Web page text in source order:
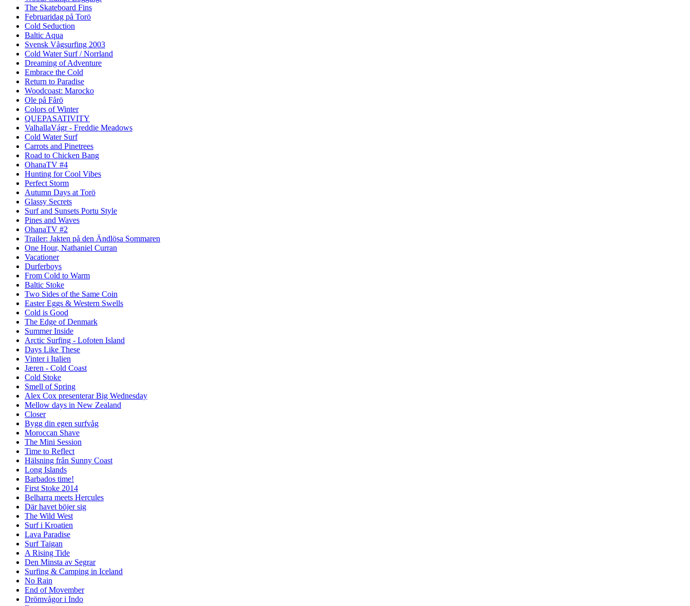
The Skateboard Fins
Februaridag på Torö
Cold Seduction
Baltic Aqua
Svensk Vågsurfing 2003
Cold Water Surf / Norrland
Dreaming of Adventure
Embrace the Cold
Return to Paradise
Woodcoast: Marocko
Ole på Fårö
Colors of Winter
QUEPASATIVITY
ValhallaVágr - Freddie Meadows
Cold Water Surf
Carrots and Pinetrees
Road to Chicken Bang
OhanaTV #4
Hunting for Cool Vibes
Perfect Storm
Autumn Days at Torö
Glassy Secrets
Surf and Sunsets Portu Style
Pines and Waves
OhanaTV #2
Trailer: Jakten på den Ändlösa Sommaren
One Hour, Nathaniel Curran
Vacationer
Durferboys
From Cold to Warm
Baltic Stoke
Two Sides of the Same Coin
Easter Eggs & Western Swells
Cold is Good
The Edge of Denmark
Summer Inside
Arctic Surfing - Lofoten Island
Days Like These
Vinter i Italien
Jæren - Cold Coast
Cold Stoke
Smell of Spring
Alex Cox presenterar Big Wednesday
Mellow days in New Zealand
Closer
Bygg din egen surfvåg
Moroccan Shave
The Mini Session
Time to Reflect
Hälsning från Sunny Coast
Long Islands
Barbados time!
First Stoke 2014
Belharra meets Hercules
Där havet böjer sig
The Wild West
Surf i Kroatien
Lava Paradise
Surf Taigan
A Rising Tide
Den Minsta av Segrar
Surfing & Camping in Iceland
No Rain
End of Movember
Drömvågor i Indo